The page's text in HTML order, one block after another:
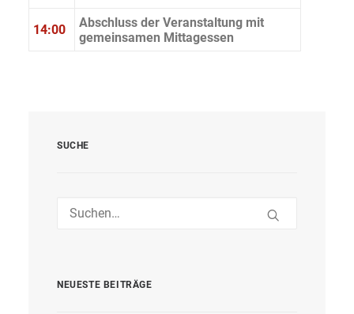
14:00
Abschluss der Veranstaltung mit
gemeinsamen Mittagessen
SUCHE
NEUESTE BEITRÄGE